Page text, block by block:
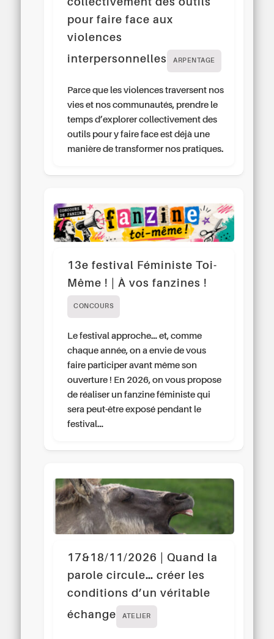
pour faire face aux
violences
interpersonnelles
ARPENTAGE
Parce que les violences traversent nos
vies et nos communautés, prendre le
temps d’explorer collectivement des
outils pour y faire face est déjà une
manière de transformer nos pratiques.
13e festival Féministe Toi-
Même ! | À vos fanzines !
CONCOURS
Le festival approche… et, comme
chaque année, on a envie de vous
faire participer avant même son
ouverture ! En 2026, on vous propose
de réaliser un fanzine féministe qui
sera peut-être exposé pendant le
festival…
17&18/11/2026 | Quand la
parole circule… créer les
conditions d’un véritable
échange
ATELIER